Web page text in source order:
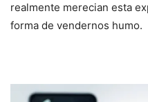
realmente merecian esta
forma de vendernos humo.